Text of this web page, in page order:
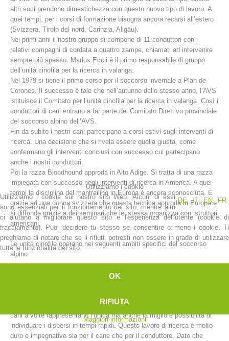
Stazioni del soccorso alpino
altri soci prendono dimestichezza con questo nuovo tipo di lavoro. A
quei tempi, per i corsi di formazione bisogna ancora recarsi all’estero
(Svizzera, Tirolo del nord, Carinzia, Allgäu).
Nei primi anni il nostro gruppo si compone di 11 conduttori con i
relativi compagni di cordata a quattro zampe, chiamati ad intervenire
sempre più spesso. Marius Eccli è il primo responsabile di gruppo
dell’unità cinofila per la ricerca in valanga.
Nel 1979 si tiene il primo corso per il soccorso invernale a Plan de
Corones. Il successo è tale che nell’autunno dello stesso anno, l’AVS
istituisce il Comitato per l’unità cinofila per la ricerca in valanga. Così i
conduttori di cani entrano a far parte del Comitato Direttivo provinciale
del soccorso alpino dell’AVS.
Fin da subito i nostri cani partecipano a corsi estivi sugli interventi di
ricerca. Una decisione che si rivela essere quella giusta, come
confermano gli interventi conclusi con successo cui partecipano
anche i nostri conduttori.
Poi la razza Bloodhound approda in Alto Adige. Si tratta di una razza
impiegata con successo negli interventi di ricerca in America. A quei
tempi la disciplina del mantrailing in Europa è ancora sconosciuta. È
grazie ad una donna svizzera che questa tecnica approda in Europa e
si diffonde grazie a dei seminari che lei stessa organizza con istruttori
americani.
Le unità cinofile operano nei seguenti ambiti specifici del soccorso
alpino
progresso tecnologico offerto da apparecchi quali ARTVA e RECCO, i
cani a volte rappresentano l’unica ma anche la migliore possibilità di
individuare i dispersi in tempi rapidi. Questo lavoro di ricerca è molto
duro e impegnativo sia per il cane che per il conduttore. Dato che
Utilizziamo i cookie
DE
IT EN FR
Utilizziamo i cookie sul nostro sito Web. Alcuni di essi
sono essenziali per il funzionamento del sito, mentre altri
ci aiutano a migliorare questo sito e l'esperienza dell'utente (cookie di
tracciamento). Puoi decidere tu stesso se consentire o meno i cookie. Ti
preghiamo di notare che se li rifiuti, potresti non essere in grado di utilizzare
tutte le funzionalità del sito.
OK
RIFIUTA
Maggiori informazioni